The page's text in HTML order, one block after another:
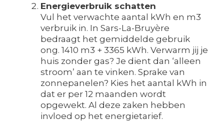
Energieverbruik schatten
Vul het verwachte aantal kWh en m3
verbruik in. In Sars-La-Bruyère
bedraagt het gemiddelde gebruik
ong. 1410 m3 + 3365 kWh. Verwarm jij je
huis zonder gas? Je dient dan ‘alleen
stroom’ aan te vinken. Sprake van
zonnepanelen? Kies het aantal kWh in
dat er per 12 maanden wordt
opgewekt. Al deze zaken hebben
invloed op het energietarief.